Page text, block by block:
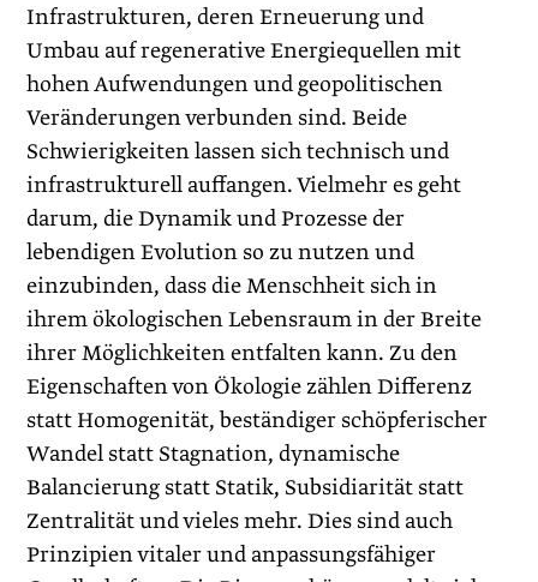
Infrastrukturen, deren Erneuerung und
Umbau auf regenerative Energiequellen mit
hohen Aufwendungen und geopolitischen
Veränderungen verbunden sind. Beide
Schwierigkeiten lassen sich technisch und
infrastrukturell auffangen. Vielmehr es geht
darum, die Dynamik und Prozesse der
lebendigen Evolution so zu nutzen und
einzubinden, dass die Menschheit sich in
ihrem ökologischen Lebensraum in der Breite
ihrer Möglichkeiten entfalten kann. Zu den
Eigenschaften von Ökologie zählen Differenz
statt Homogenität, beständiger schöpferischer
Wandel statt Stagnation, dynamische
Balancierung statt Statik, Subsidiarität statt
Zentralität und vieles mehr. Dies sind auch
Prinzipien vitaler und anpassungsfähiger